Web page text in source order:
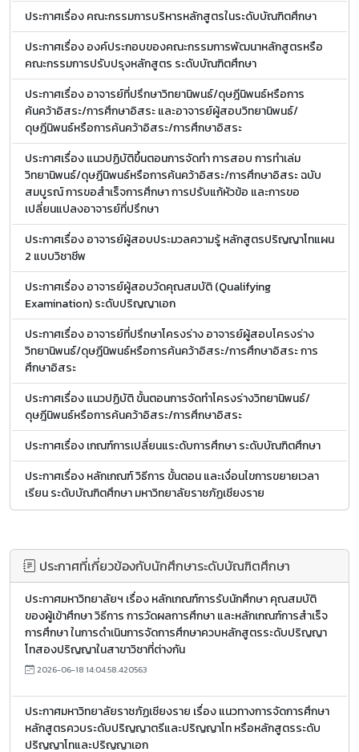
ประกาศเรื่อง คณะกรรมการบริหารหลักสูตรในระดับบัณฑิตศึกษา
ประกาศเรื่อง องค์ประกอบของคณะกรรมการพัฒนาหลักสูตรหรือ
คณะกรรมการปรับปรุงหลักสูตร ระดับบัณฑิตศึกษา
ประกาศเรื่อง อาจารย์ที่ปรึกษาวิทยานิพนธ์/ดุษฎีนิพนธ์หรือการ
ค้นคว้าอิสระ/การศึกษาอิสระ และอาจารย์ผู้สอบวิทยานิพนธ์/
ดุษฎีนิพนธ์หรือการค้นคว้าอิสระ/การศึกษาอิสระ
ประกาศเรื่อง แนวปฏิบัติขึ้นตอนการจัดทำ การสอบ การทำเล่ม
วิทยานิพนธ์/ดุษฎีนิพนธ์หรือการค้นคว้าอิสระ/การศึกษาอิสระ ฉบับ
สมบูรณ์ การขอสำเร็จการศึกษา การปรับแก้หัวข้อ และการขอ
เปลี่ยนแปลงอาจารย์ที่ปรึกษา
ประกาศเรื่อง อาจารย์ผู้สอบประมวลความรู้ หลักสูตรปริญญาโทแผน
2 แบบวิชาชีพ
ประกาศเรื่อง อาจารย์ผู้สอบวัดคุณสมบัติ (Qualifying
Examination) ระดับปริญญาเอก
ประกาศเรื่อง อาจารย์ที่ปรึกษาโครงร่าง อาจารย์ผู้สอบโครงร่าง
วิทยานิพนธ์/ดุษฎีนิพนธ์หรือการค้นคว้าอิสระ/การศึกษาอิสระ การ
ศึกษาอิสระ
ประกาศเรื่อง แนวปฏิบัติ ขั้นตอนการจัดทำโครงร่างวิทยานิพนธ์/
ดุษฎีนิพนธ์หรือการค้นคว้าอิสระ/การศึกษาอิสระ
ประกาศเรื่อง เกณฑ์การเปลี่ยนแระดับการศึกษา ระดับบัณฑิตศึกษา
ประกาศเรื่อง หลักเกณฑ์ วิธีการ ขั้นตอน และเงื่อนไขการขยายเวลา
เรียน ระดับบัณฑิตศึกษา มหาวิทยาลัยราชภัฏเชียงราย
ประกาศที่เกี่ยวข้องกับนักศึกษาระดับบัณฑิตศึกษา
ประกาศมหาวิทยาลัยฯ เรื่อง หลักเกณฑ์การรับนักศึกษา คุณสมบัติ
ของผู้เข้าศึกษา วิธีการ การวัดผลการศึกษา และหลักเกณฑ์การสำเร็จ
การศึกษา ในการดำเนินการจัดการศึกษาควบหลักสูตรระดับปริญญา
โทสองปริญญาในสาขาวิชาที่ต่างกัน
2026-06-18 14:04:58.420563
ประกาศมหาวิทยาลัยราชภัฏเชียงราย เรื่อง แนวทางการจัดการศึกษา
หลักสูตรควบระดับปริญญาตรีและปริญญาโท หรือหลักสูตรระดับ
ปริญญาโทและปริญญาเอก